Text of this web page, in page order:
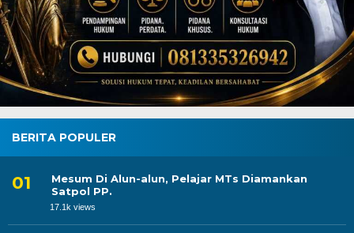
BERITA POPULER
Mesum Di Alun-alun, Pelajar MTs Diamankan
Satpol PP.
17.1k views